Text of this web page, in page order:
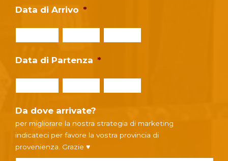
Data di Arrivo *
Data di Partenza *
Da dove arrivate?
per migliorare la nostra strategia di marketing
indicateci per favore la vostra provincia di
provenienza. Grazie ♥